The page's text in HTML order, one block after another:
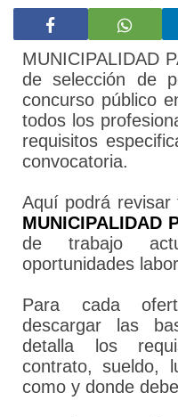
MUNICIPALIDAD
de selección de
concurso público
todos los
requisitos
convocatoria.
Aquí podrá revisar
MUNICIPALIDAD
de trabajo
oportunidades
Para cada
descargar las
detalla los
contrato, sueldo,
como y donde